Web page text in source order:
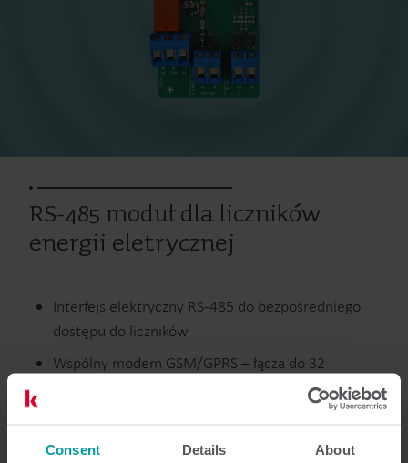
Consent Details About
RS-485 moduł dla liczników
energii eletrycznej
Interfejs elektryczny RS-485 do bezpośredniego
dostępu do liczników
Wspólny modem GSM/GPRS – łącza do 32
Połączenie dwuprzewodowe, półdupleksowe